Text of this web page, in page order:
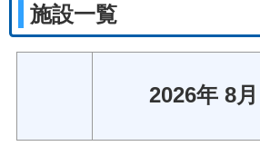
施設一覧
2026年 8月